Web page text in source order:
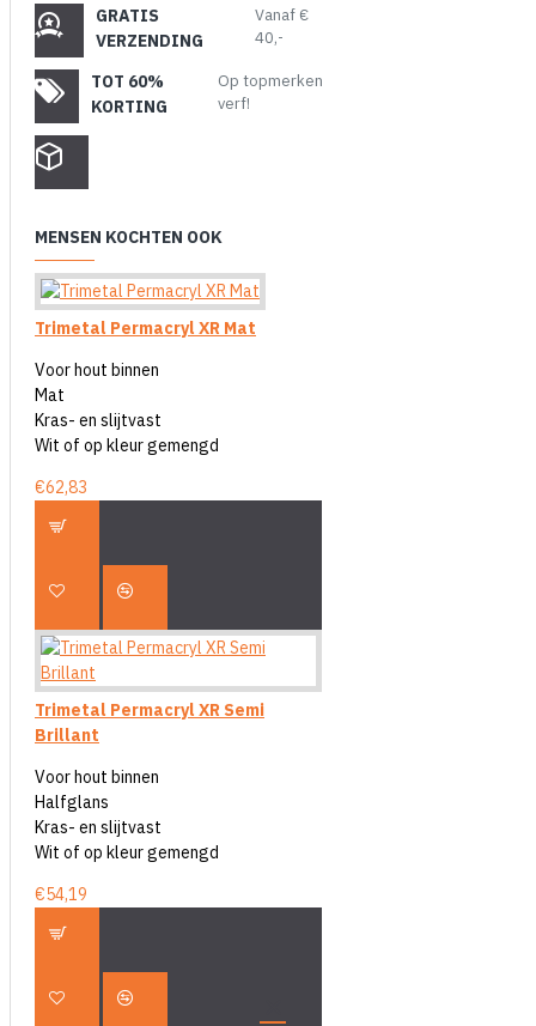
GRATIS
VERZENDING
Vanaf €
40,-
TOT 60%
KORTING
Op topmerken
verf!
MENSEN KOCHTEN OOK
Trimetal Permacryl XR Mat
Voor hout binnen
Mat
Kras- en slijtvast
Wit of op kleur gemengd
€62,83
Trimetal Permacryl XR Semi
Brillant
Voor hout binnen
Halfglans
Kras- en slijtvast
Wit of op kleur gemengd
€54,19